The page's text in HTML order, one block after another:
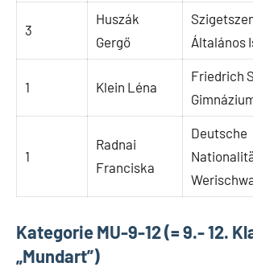
3
Huszák
Gergő
Általános
1 Klein Léna
Friedrich
1
Radnai
Franciska
Deutsche
Kategorie MU-9-12 (= 9.- 12.
„Mundart”)